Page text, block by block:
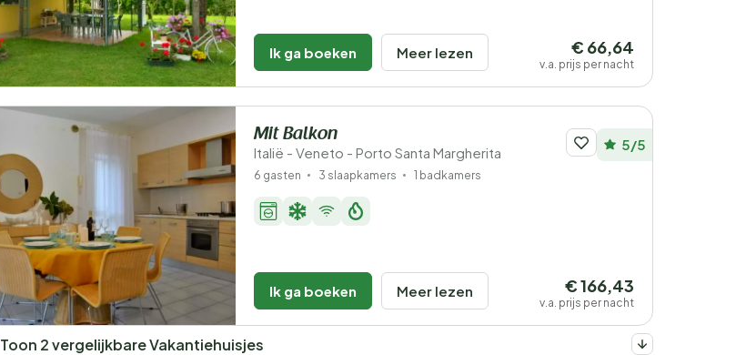
Ik ga boeken Meer lezen € 66,64
v.a. prijs per nacht
Mit Balkon
Italië - Veneto - Porto Santa Margherita 5/5
6 gasten 3 slaapkamers 1 badkamers
Ik ga boeken Meer lezen € 166,43
v.a. prijs per nacht
Toon 2 vergelijkbare Vakantiehuisjes